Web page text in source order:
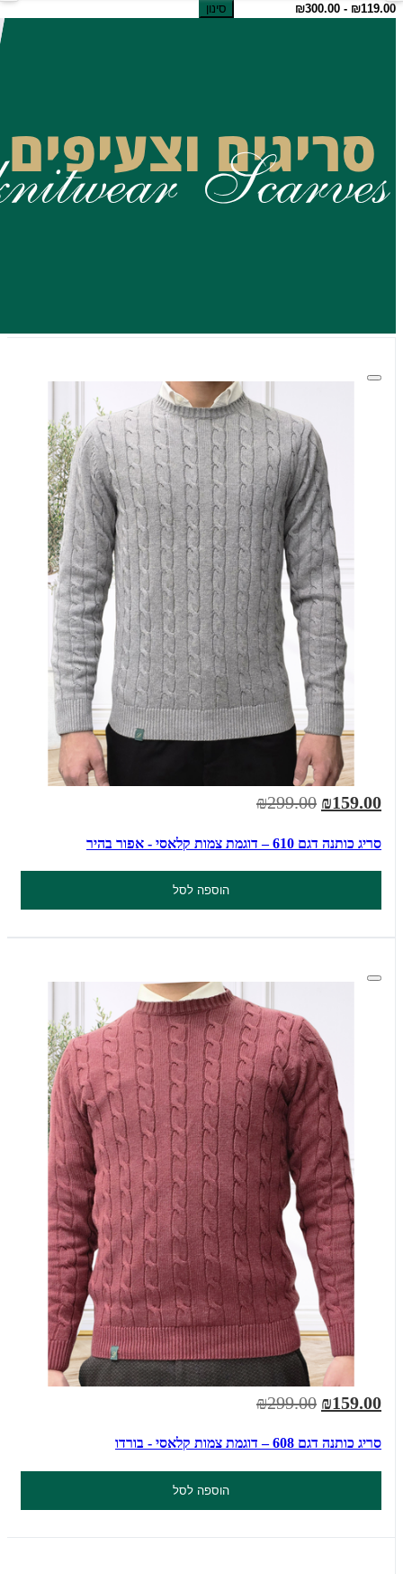
סינון
₪159.00
₪299.00
סריג כותנה דגם 610 – דוגמת צמות קלאסי - אפור בהיר
הוספה לסל
₪159.00
₪299.00
סריג כותנה דגם 608 – דוגמת צמות קלאסי - בורדו
הוספה לסל